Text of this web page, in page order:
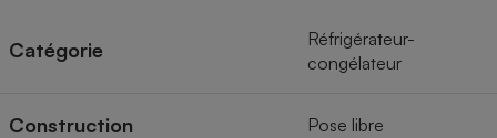
Catégorie
Réfrigérateur-
congélateur
Construction Pose libre